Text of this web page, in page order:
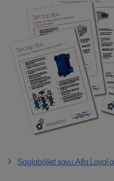
Saglabājiet savu Alfa Laval